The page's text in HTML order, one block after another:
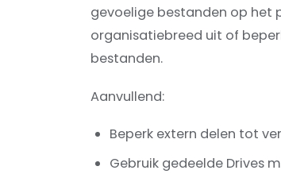
gevoelige bestanden op het
organisatiebreed uit of
bestanden.
Aanvullend:
Beperk extern delen tot
Gebruik gedeelde Drives